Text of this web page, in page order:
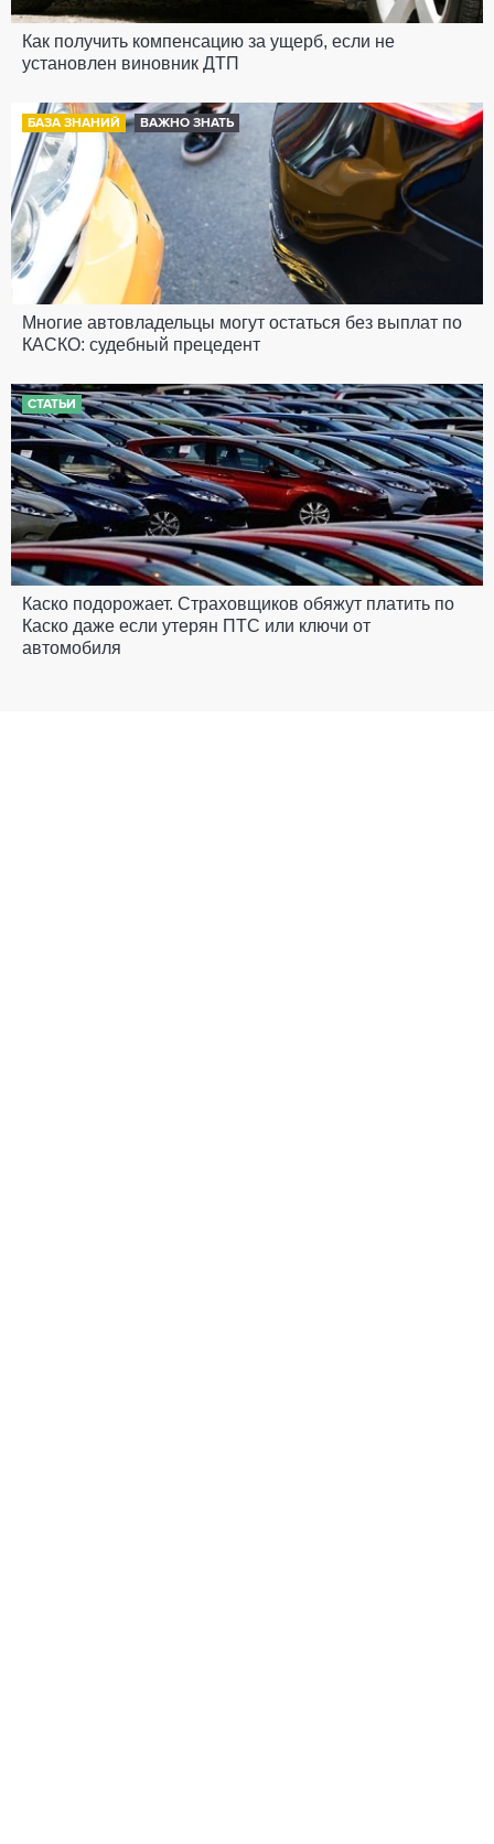
Как получить компенсацию за ущерб, если не
установлен виновник ДТП
БАЗА ЗНАНИЙ ВАЖНО ЗНАТЬ
Многие автовладельцы могут остаться без выплат по
КАСКО: судебный прецедент
СТАТЬИ
Каско подорожает. Страховщиков обяжут платить по
Каско даже если утерян ПТС или ключи от
автомобиля